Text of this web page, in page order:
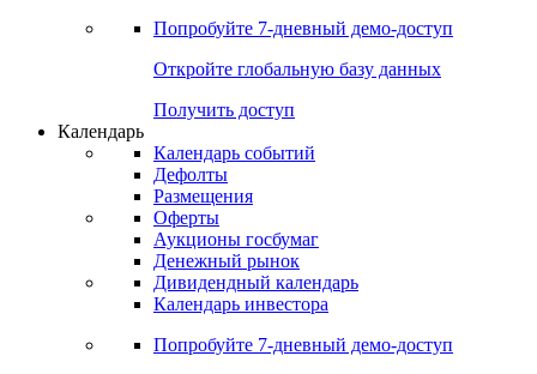
Попробуйте 7-дневный демо-доступ
Откройте глобальную базу данных
Получить доступ
Календарь
Календарь событий
Дефолты
Размещения
Оферты
Аукционы госбумаг
Денежный рынок
Дивидендный календарь
Календарь инвестора
Попробуйте 7-дневный демо-доступ